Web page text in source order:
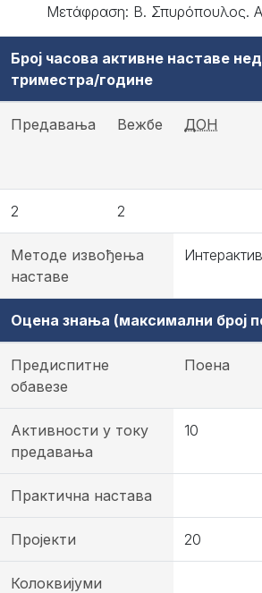
Μετάφραση: B. Σπυρόπουλος.
Број часова активне наставе
триместра/године
Предавања Вежбе ДОН
2 2
Методе извођења
наставе
Оцена знања (максимални број
Предиспитне
обавезе
Поена
Активности у току
предавања
10
Практична настава
Пројекти 20
Колоквијуми